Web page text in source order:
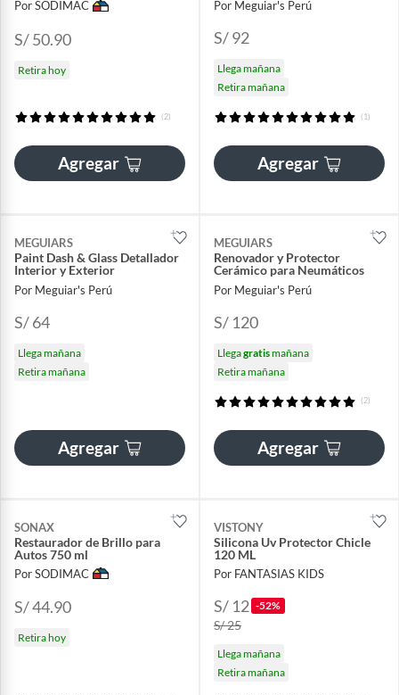
Por SODIMAC
S/ 50.90
Retira hoy
(2)
Agregar
Por Meguiar's Perú
S/ 92
Llega mañana
Retira mañana
(1)
Agregar
MEGUIARS
Paint Dash & Glass Detallador
Interior y Exterior
Por Meguiar's Perú
S/ 64
Llega mañana
Retira mañana
Agregar
MEGUIARS
Renovador y Protector
Cerámico para Neumáticos
Por Meguiar's Perú
S/ 120
Llegagratismañana
Retira mañana
(2)
Agregar
SONAX
Restaurador de Brillo para
Autos 750 ml
Por SODIMAC
S/ 44.90
Retira hoy
VISTONY
Silicona Uv Protector Chicle
120 ML
Por FANTASIAS KIDS
S/ 12 -52%
S/ 25
Llega mañana
Retira mañana